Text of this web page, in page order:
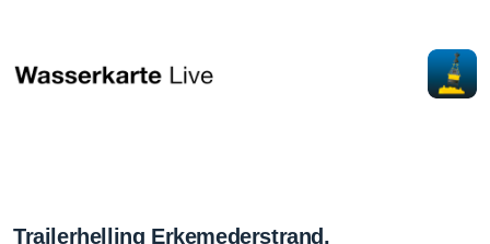
Trailerhelling Erkemederstrand,